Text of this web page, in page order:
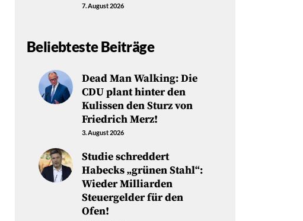
7. August 2026
Beliebteste Beiträge
Dead Man Walking: Die
CDU plant hinter den
Kulissen den Sturz von
Friedrich Merz!
3. August 2026
Studie schreddert
Habecks „grünen Stahl“:
Wieder Milliarden
Steuergelder für den
Ofen!